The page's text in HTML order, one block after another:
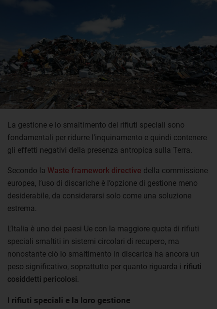
La gestione e lo smaltimento dei rifiuti speciali sono
fondamentali per ridurre l’inquinamento e quindi contenere
gli effetti negativi della presenza antropica sulla Terra.
Secondo la Waste framework directive della commissione
europea, l’uso di discariche è l’opzione di gestione meno
desiderabile, da considerarsi solo come una soluzione
estrema.
L’Italia è uno dei paesi Ue con la maggiore quota di rifiuti
speciali smaltiti in sistemi circolari di recupero, ma
nonostante ciò lo smaltimento in discarica ha ancora un
peso significativo, soprattutto per quanto riguarda i rifiuti
cosiddetti pericolosi
I rifiuti speciali e la loro gestione